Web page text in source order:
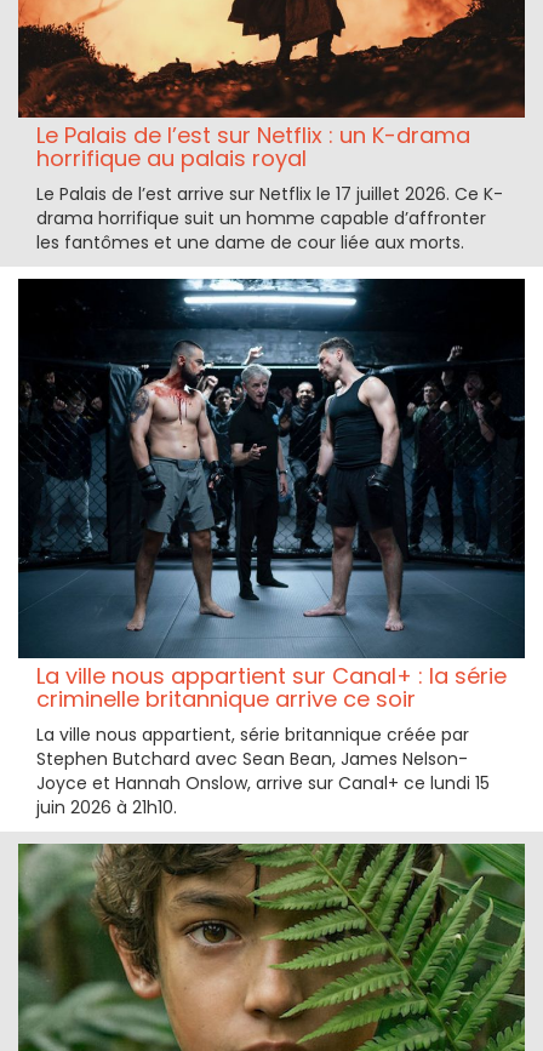
Le Palais de l’est sur Netflix : un K-drama
horrifique au palais royal
Le Palais de l’est arrive sur Netflix le 17 juillet 2026. Ce K-
drama horrifique suit un homme capable d’affronter
les fantômes et une dame de cour liée aux morts.
La ville nous appartient sur Canal+ : la série
criminelle britannique arrive ce soir
La ville nous appartient, série britannique créée par
Stephen Butchard avec Sean Bean, James Nelson-
Joyce et Hannah Onslow, arrive sur Canal+ ce lundi 15
juin 2026 à 21h10.